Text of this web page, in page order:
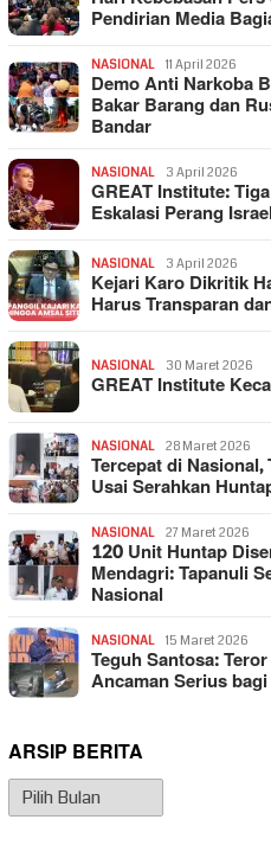
Pendirian Media
NASIONAL 11 April 2026
Demo Anti Narkoba
Bakar Barang dan
Bandar
NASIONAL 3 April 2026
GREAT Institute:
Eskalasi Perang
NASIONAL 3 April 2026
Kejari Karo Dikritik
Harus Transparan
NASIONAL 30 Maret 2026
GREAT Institute
NASIONAL 28 Maret 2026
Tercepat di
Usai Serahkan
NASIONAL 27 Maret 2026
120 Unit Huntap
Mendagri: Tapanuli
Nasional
NASIONAL 15 Maret 2026
Teguh Santosa:
Ancaman Serius
ARSIP BERITA
Arsip
Berita